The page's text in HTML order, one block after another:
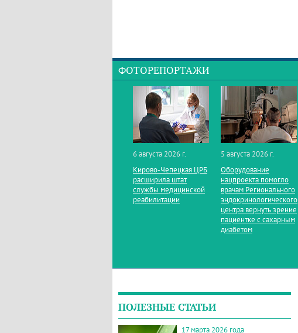
ФОТОРЕПОРТАЖИ
6 августа 2026 г.
Кирово‑Чепецкая ЦРБ
расширила штат
службы медицинской
реабилитации
5 августа 2026 г.
Оборудование
нацпроекта помогло
врачам Регионального
эндокринологического
центра вернуть зрение
пациентке с сахарным
диабетом
ПОЛЕЗНЫЕ СТАТЬИ
17 марта 2026 года